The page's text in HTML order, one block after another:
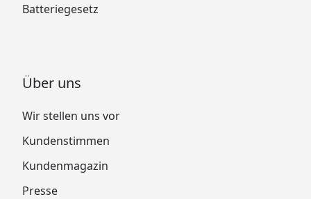
Batteriegesetz
Über uns
Wir stellen uns vor
Kundenstimmen
Kundenmagazin
Presse